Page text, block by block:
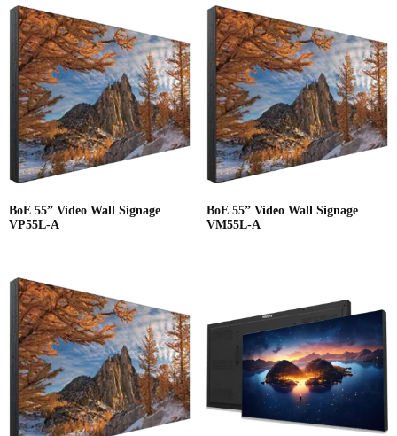
BoE 55” Video Wall Signage
VP55L-A
BoE 55” Video Wall Signage
VM55L-A